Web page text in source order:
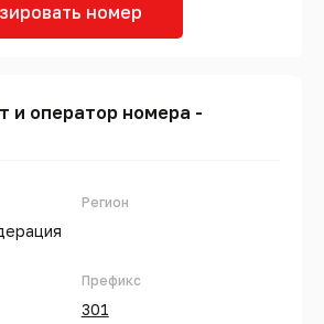
номер
и оператор номера -
Регион
Префикс
301